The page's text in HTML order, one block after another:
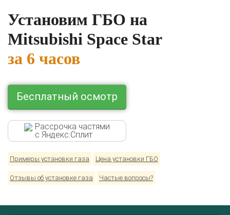
Skoda Toyota
Установим ГБО на
Mitsubishi Space Star
за 6 часов
Бесплатный осмотр
Рассрочка частями
с Яндекс.Сплит
Примеры установки газа Цена установки ГБО
Отзывы об установке газа Частые вопросы?